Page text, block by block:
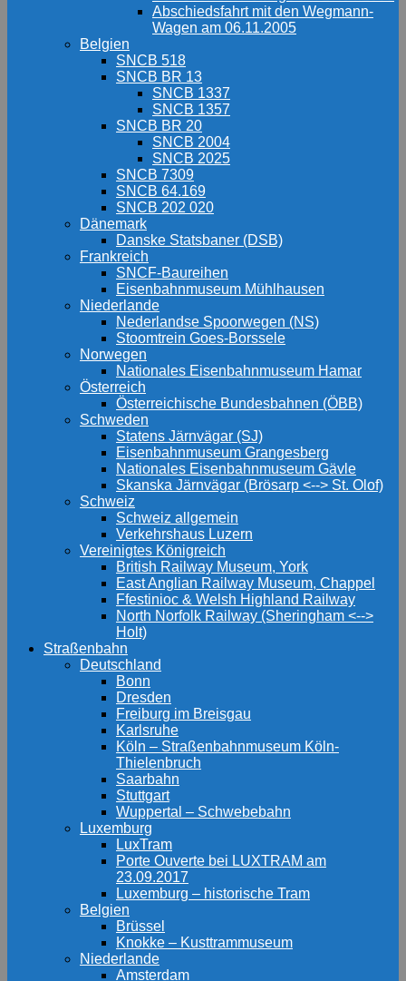
Abschiedsfahrt mit den Wegmann-
Wagen am 06.11.2005
Belgien
SNCB 518
SNCB BR 13
SNCB 1337
SNCB 1357
SNCB BR 20
SNCB 2004
SNCB 2025
SNCB 7309
SNCB 64.169
SNCB 202 020
Dänemark
Danske Statsbaner (DSB)
Frankreich
SNCF-Baureihen
Eisenbahnmuseum Mühlhausen
Niederlande
Nederlandse Spoorwegen (NS)
Stoomtrein Goes-Borssele
Norwegen
Nationales Eisenbahnmuseum Hamar
Österreich
Österreichische Bundesbahnen (ÖBB)
Schweden
Statens Järnvägar (SJ)
Eisenbahnmuseum Grangesberg
Nationales Eisenbahnmuseum Gävle
Skanska Järnvägar (Brösarp <--> St. Olof)
Schweiz
Schweiz allgemein
Verkehrshaus Luzern
Vereinigtes Königreich
British Railway Museum, York
East Anglian Railway Museum, Chappel
Ffestinioc & Welsh Highland Railway
North Norfolk Railway (Sheringham <-->
Holt)
Straßenbahn
Deutschland
Bonn
Dresden
Freiburg im Breisgau
Karlsruhe
Köln – Straßenbahnmuseum Köln-
Thielenbruch
Saarbahn
Stuttgart
Wuppertal – Schwebebahn
Luxemburg
LuxTram
Porte Ouverte bei LUXTRAM am
23.09.2017
Luxemburg – historische Tram
Belgien
Brüssel
Knokke – Kusttrammuseum
Niederlande
Amsterdam